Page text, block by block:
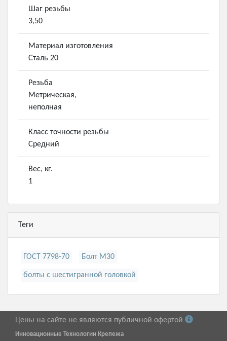
Шаг резьбы
3,50
Материал изготовления
Сталь 20
Резьба
Метрическая,
неполная
Класс точности резьбы
Средний
Вес, кг.
1
Теги
ГОСТ 7798-70 Болт М30
болты с шестигранной головкой
Цены на сайте не являются публичной офертой
Инновационные Технологии Крепежа